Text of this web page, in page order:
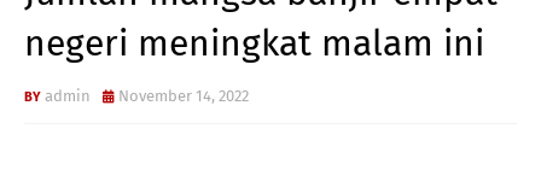
negeri meningkat malam ini
admin November 14, 2022